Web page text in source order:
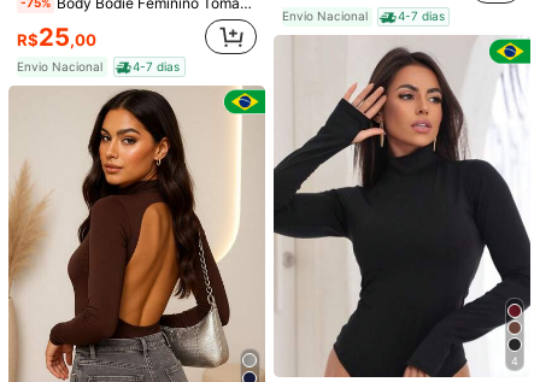
Body Suplex Manga Longa Gola Quadrada
R$ 24,90 60+ vendido
Envio Nacional 4-7 dias
SHEIN Raffinéa Macacão Lungo com Zíper Manga Longa e Ajustado, para Outono/Inverno, Calça Legging de Compressão Casual de Treino com Forro Quente
#2 Mais Vendido
R$25,00
Envio Nacional 4-7 dias
Envio Nacional 4-7 dias
4